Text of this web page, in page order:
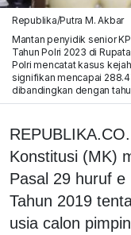
Republika/Putra M. Akbar
Mantan penyidik senior
Tahun Polri 2023 di
Polri mencatat kasus
signifikan mencapai
dibandingkan dengan
Konstitusi (MK)
Pasal 29 huruf
Tahun 2019
usia calon